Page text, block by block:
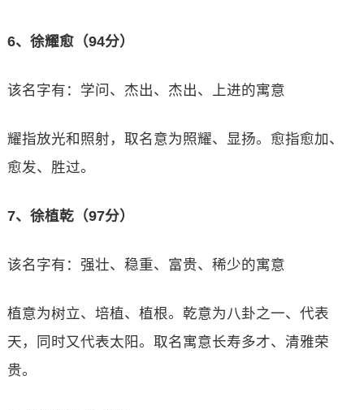
6、徐耀愈（94分）
该名字有：学问、杰出、杰出、上进的寓意
耀指放光和照射，取名意为照耀、显扬。愈指愈加、
愈发、胜过。
7、徐植乾（97分）
该名字有：强壮、稳重、富贵、稀少的寓意
植意为树立、培植、植根。乾意为八卦之一、代表
天，同时又代表太阳。取名寓意长寿多才、清雅荣
贵。